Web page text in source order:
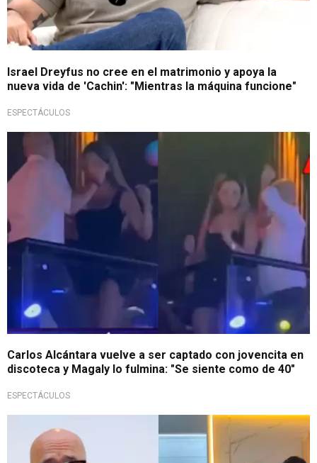
Israel Dreyfus no cree en el matrimonio y apoya la
nueva vida de 'Cachin': "Mientras la máquina funcione"
ESPECTÁCULOS
¡Otra vez!
Carlos Alcántara vuelve a ser captado con jovencita en
discoteca y Magaly lo fulmina: "Se siente como de 40"
ESPECTÁCULOS